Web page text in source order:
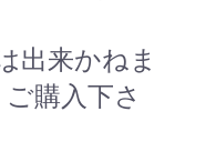
出来かねま
購入下さ